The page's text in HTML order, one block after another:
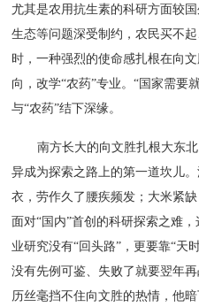
尤其是农用抗生素的科研方面较
生态等问题深受制约，农民买不
时，一种强烈的使命感扎根在向
向，改学“农药”专业。“国家需要
与“农药”结下深缘。
南方长大的向文胜扎根大东
异成为探索之路上的第一道坎儿
衣，劳作久了腰疾频发；大米紧
面对“国内”首创的科研探索之难
业研究没有“回头路”，更要靠“天
没有先例可鉴、失败了就要翌年
历丝毫挡不住向文胜的热情，他